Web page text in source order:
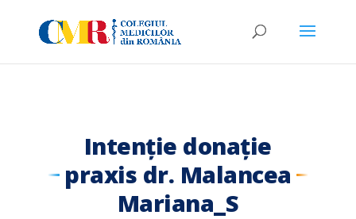
Intenție donație
praxis dr. Malancea
Mariana_S